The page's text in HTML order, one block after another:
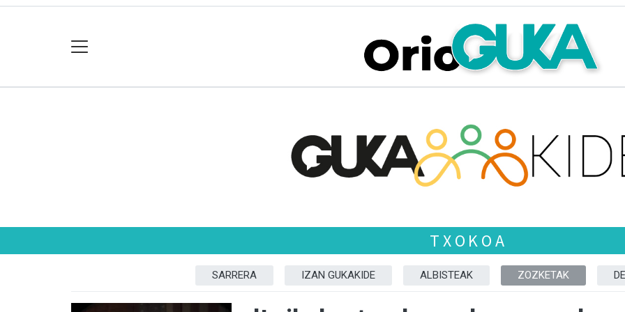
TXOKOA
SARRERA IZAN GUKAKIDE ALBISTEAK ZOZKETAK